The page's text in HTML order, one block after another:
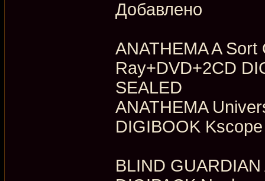
Добавлено
ANATHEMA A
Ray+DVD+2CD
SEALED
ANATHEMA
DIGIBOOK
BLIND